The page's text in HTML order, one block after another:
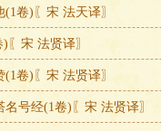
(1卷)〖宋 法天译〗
〖宋 法贤译〗
(1卷)〖宋 法贤译〗
名号经(1卷)〖宋 法贤译〗